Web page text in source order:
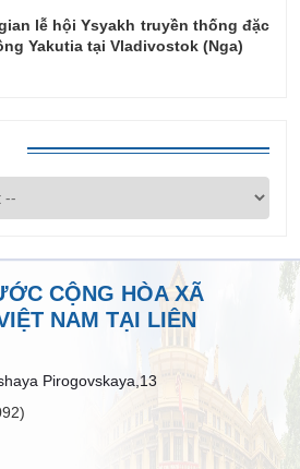
lễ hội Ysyakh truyền thống đặc
Yakutia tại Vladivostok (Nga)
CỘNG HÒA XÃ
NAM TẠI LIÊN
Pirogovskaya,13